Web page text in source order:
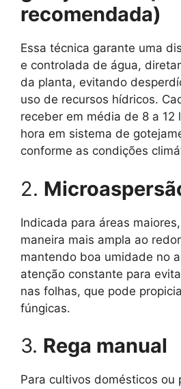
recomendada)
Essa técnica garante uma
e controlada de água,
da planta, evitando
uso de recursos hídricos.
receber em média de 8 a 12
hora em sistema de
conforme as condições
2.
Indicada para áreas
maneira mais ampla ao
mantendo boa umidade no
atenção constante para
nas folhas, que pode
fúngicas.
3. Rega manual
Para cultivos domésticos ou